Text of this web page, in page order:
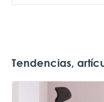
Tendencias,